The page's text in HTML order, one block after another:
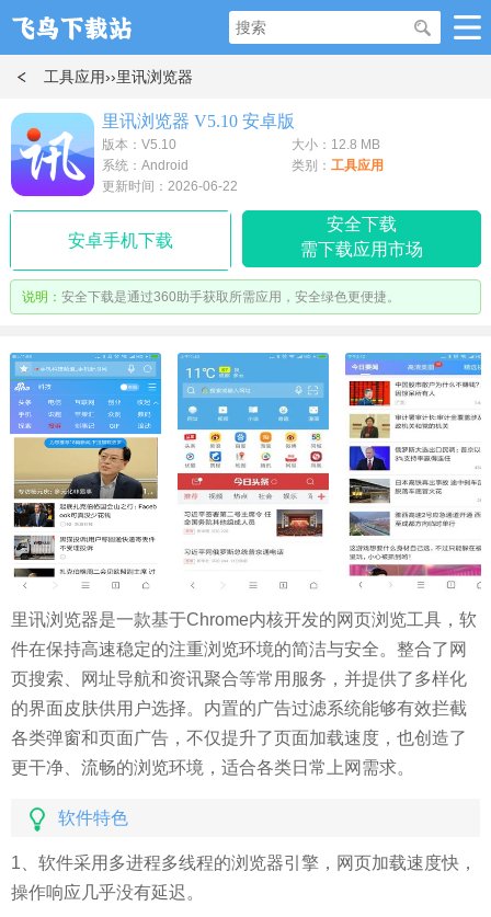
工具应用››里讯浏览器
里讯浏览器 V5.10 安卓版
版本：V5.10
大小：12.8 MB
系统：Android
类别： 工具应用
更新时间：2026-06-22
安卓手机下载
安全下载
需下载应用市场
说明： 安全下载是通过360助手获取所需应用，安全绿色更便捷。
里讯浏览器是一款基于Chrome内核开发的网页浏览工具，软
件在保持高速稳定的注重浏览环境的简洁与安全。整合了网
页搜索、网址导航和资讯聚合等常用服务，并提供了多样化
的界面皮肤供用户选择。内置的广告过滤系统能够有效拦截
各类弹窗和页面广告，不仅提升了页面加载速度，也创造了
更干净、流畅的浏览环境，适合各类日常上网需求。
软件特色
1、软件采用多进程多线程的浏览器引擎，网页加载速度快，
操作响应几乎没有延迟。